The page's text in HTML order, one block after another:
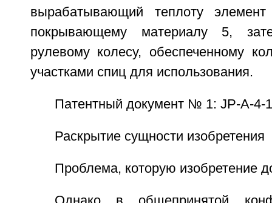
вырабатывающий теплоту
покрывающему материалу 5,
рулевому колесу, обеспеченному
участками спиц для использования.
Патентный документ № 1: JP-A-4-
Раскрытие сущности изобретения
Проблема, которую изобретение